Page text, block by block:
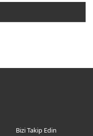
Bizi Takip Edin